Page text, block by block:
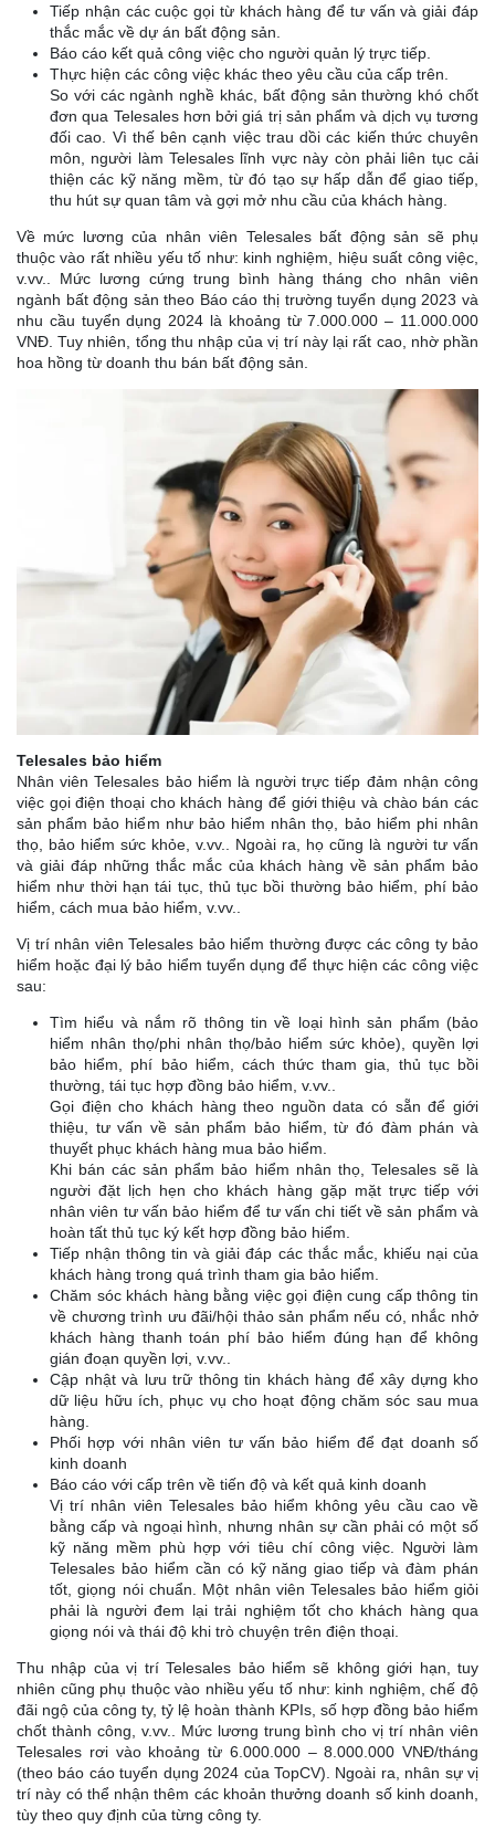
Tiếp nhận các cuộc gọi từ khách hàng để tư vấn và giải đáp
thắc mắc về dự án bất động sản.
Báo cáo kết quả công việc cho người quản lý trực tiếp.
Thực hiện các công việc khác theo yêu cầu của cấp trên.
So với các ngành nghề khác, bất động sản thường khó chốt
đơn qua Telesales hơn bởi giá trị sản phẩm và dịch vụ tương
đối cao. Vì thế bên cạnh việc trau dồi các kiến thức chuyên
môn, người làm Telesales lĩnh vực này còn phải liên tục cải
thiện các kỹ năng mềm, từ đó tạo sự hấp dẫn để giao tiếp,
thu hút sự quan tâm và gợi mở nhu cầu của khách hàng.
Về mức lương của nhân viên Telesales bất động sản sẽ phụ
thuộc vào rất nhiều yếu tố như: kinh nghiệm, hiệu suất công việc,
v.vv.. Mức lương cứng trung bình hàng tháng cho nhân viên
ngành bất động sản theo Báo cáo thị trường tuyển dụng 2023 và
nhu cầu tuyển dụng 2024 là khoảng từ 7.000.000 – 11.000.000
VNĐ. Tuy nhiên, tổng thu nhập của vị trí này lại rất cao, nhờ phần
hoa hồng từ doanh thu bán bất động sản.
Telesales bảo hiểm
Nhân viên Telesales bảo hiểm là người trực tiếp đảm nhận công
việc gọi điện thoại cho khách hàng để giới thiệu và chào bán các
sản phẩm bảo hiểm như bảo hiểm nhân thọ, bảo hiểm phi nhân
thọ, bảo hiểm sức khỏe, v.vv.. Ngoài ra, họ cũng là người tư vấn
và giải đáp những thắc mắc của khách hàng về sản phẩm bảo
hiểm như thời hạn tái tục, thủ tục bồi thường bảo hiểm, phí bảo
hiểm, cách mua bảo hiểm, v.vv..
Vị trí nhân viên Telesales bảo hiểm thường được các công ty bảo
hiểm hoặc đại lý bảo hiểm tuyển dụng để thực hiện các công việc
sau:
Tìm hiểu và nắm rõ thông tin về loại hình sản phẩm (bảo
hiểm nhân thọ/phi nhân thọ/bảo hiểm sức khỏe), quyền lợi
bảo hiểm, phí bảo hiểm, cách thức tham gia, thủ tục bồi
thường, tái tục hợp đồng bảo hiểm, v.vv..
Gọi điện cho khách hàng theo nguồn data có sẵn để giới
thiệu, tư vấn về sản phẩm bảo hiểm, từ đó đàm phán và
thuyết phục khách hàng mua bảo hiểm.
Khi bán các sản phẩm bảo hiểm nhân thọ, Telesales sẽ là
người đặt lịch hẹn cho khách hàng gặp mặt trực tiếp với
nhân viên tư vấn bảo hiểm để tư vấn chi tiết về sản phẩm và
hoàn tất thủ tục ký kết hợp đồng bảo hiểm.
Tiếp nhận thông tin và giải đáp các thắc mắc, khiếu nại của
khách hàng trong quá trình tham gia bảo hiểm.
Chăm sóc khách hàng bằng việc gọi điện cung cấp thông tin
về chương trình ưu đãi/hội thảo sản phẩm nếu có, nhắc nhở
khách hàng thanh toán phí bảo hiểm đúng hạn để không
gián đoạn quyền lợi, v.vv..
Cập nhật và lưu trữ thông tin khách hàng để xây dựng kho
dữ liệu hữu ích, phục vụ cho hoạt động chăm sóc sau mua
hàng.
Phối hợp với nhân viên tư vấn bảo hiểm để đạt doanh số
kinh doanh
Báo cáo với cấp trên về tiến độ và kết quả kinh doanh
Vị trí nhân viên Telesales bảo hiểm không yêu cầu cao về
bằng cấp và ngoại hình, nhưng nhân sự cần phải có một số
kỹ năng mềm phù hợp với tiêu chí công việc. Người làm
Telesales bảo hiểm cần có kỹ năng giao tiếp và đàm phán
tốt, giọng nói chuẩn. Một nhân viên Telesales bảo hiểm giỏi
phải là người đem lại trải nghiệm tốt cho khách hàng qua
giọng nói và thái độ khi trò chuyện trên điện thoại.
Thu nhập của vị trí Telesales bảo hiểm sẽ không giới hạn, tuy
nhiên cũng phụ thuộc vào nhiều yếu tố như: kinh nghiệm, chế độ
đãi ngộ của công ty, tỷ lệ hoàn thành KPIs, số hợp đồng bảo hiểm
chốt thành công, v.vv.. Mức lương trung bình cho vị trí nhân viên
Telesales rơi vào khoảng từ 6.000.000 – 8.000.000 VNĐ/tháng
(theo báo cáo tuyển dụng 2024 của TopCV). Ngoài ra, nhân sự vị
trí này có thể nhận thêm các khoản thưởng doanh số kinh doanh,
tùy theo quy định của từng công ty.